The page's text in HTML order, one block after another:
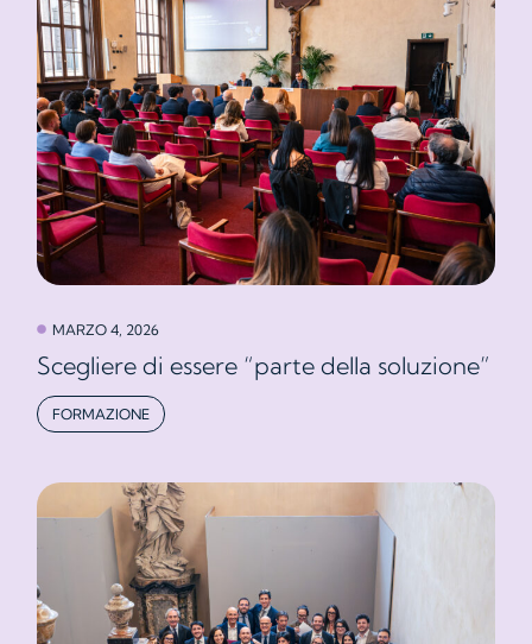
MARZO 4, 2026
Scegliere di essere “parte della soluzione”
FORMAZIONE